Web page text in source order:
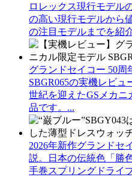
ロレックス現行モデル
の高い現行モデルから
の注目モデルまでを紹
グランドセイコー 50
SBGR065の実機レビュ
世紀を迎えたGSメカ
品です。...
2026年新作グランドセ
説。日本の伝統色「勝
手巻スプリングドライ